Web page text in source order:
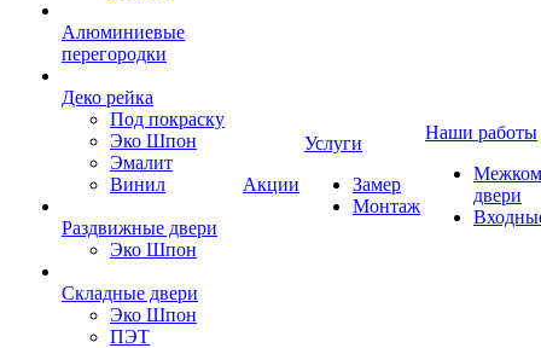
Алюминиевые
перегородки
Деко рейка
Под покраску
Эко Шпон
Эмалит
Винил
Раздвижные двери
Эко Шпон
Складные двери
Эко Шпон
ПЭТ
Акции
Услуги
Замер
Монтаж
Наши работы
двери